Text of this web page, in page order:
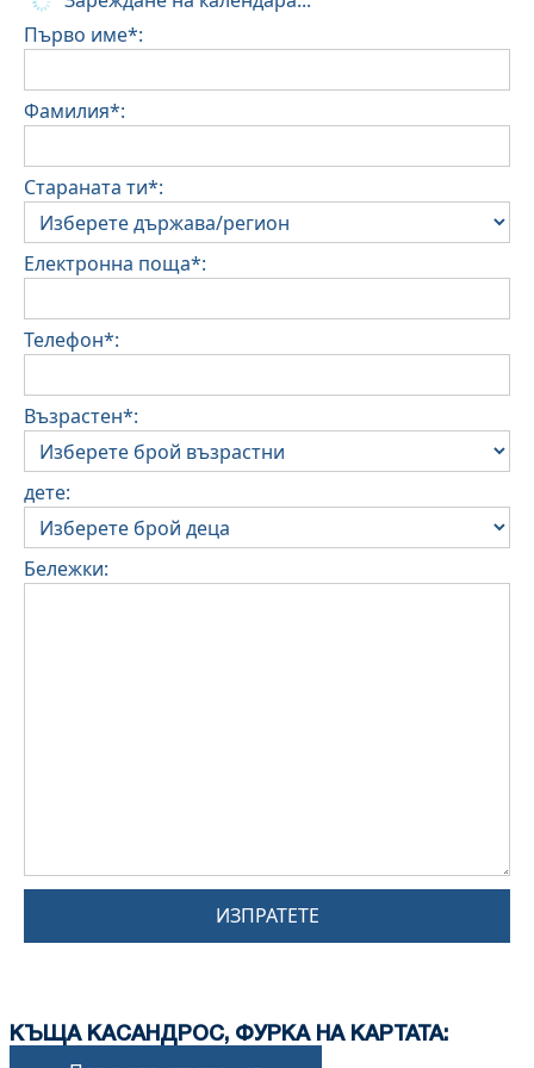
Първо име*:
Фамилия*:
Стараната ти*:
Електронна поща*:
Телефон*:
Възрастен*:
дете:
Бележки:
ИЗПРАТЕТЕ
КЪЩА КАСАНДРОС, ФУРКА НА КАРТАТА: